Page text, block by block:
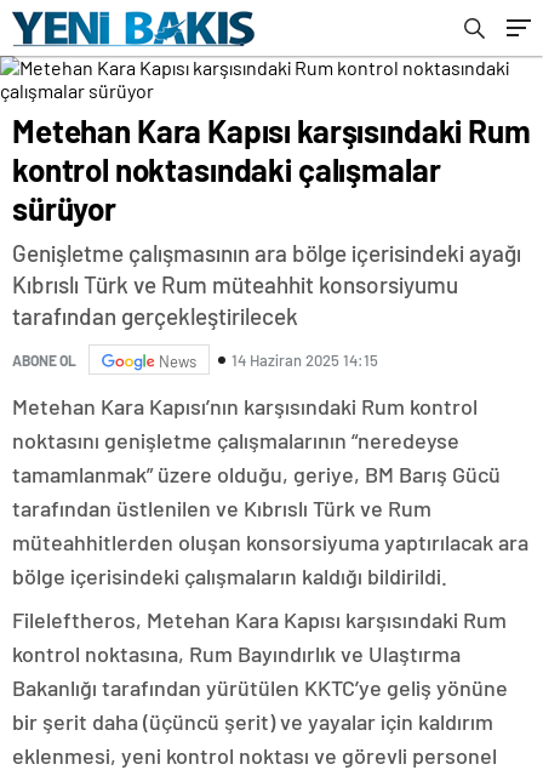
Metehan Kara Kapısı karşısındaki Rum
kontrol noktasındaki çalışmalar
sürüyor
Genişletme çalışmasının ara bölge içerisindeki ayağı
Kıbrıslı Türk ve Rum müteahhit konsorsiyumu
tarafından gerçekleştirilecek
ABONE OL News 14 Haziran 2025 14:15
Metehan Kara Kapısı’nın karşısındaki Rum kontrol
noktasını genişletme çalışmalarının “neredeyse
tamamlanmak” üzere olduğu, geriye, BM Barış Gücü
tarafından üstlenilen ve Kıbrıslı Türk ve Rum
müteahhitlerden oluşan konsorsiyuma yaptırılacak ara
bölge içerisindeki çalışmaların kaldığı bildirildi.
Fileleftheros, Metehan Kara Kapısı karşısındaki Rum
kontrol noktasına, Rum Bayındırlık ve Ulaştırma
Bakanlığı tarafından yürütülen KKTC’ye geliş yönüne
bir şerit daha (üçüncü şerit) ve yayalar için kaldırım
eklenmesi, yeni kontrol noktası ve görevli personel